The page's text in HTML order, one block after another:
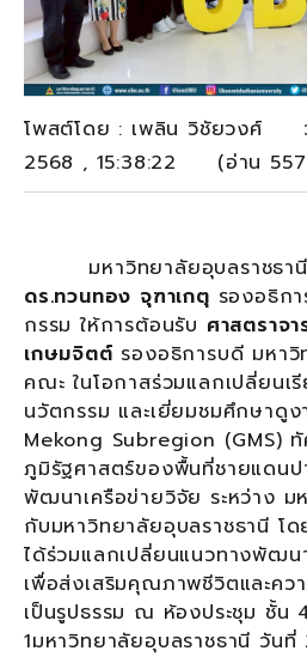
โพสต์โดย : เพลิน วิชัยวงศ์
2568 , 15:38:22 (อ่าน 557
มหาวิทยาลัยอุบลราชธานี
ดร.ทวนทอง จุฑาเกตุ รองอธิก
กรรม ให้การต้อนรับ ศาสตราจ
เกษมจิตต์ รองอธิการบดี มหา
คณะ ในโอกาสร่วมแลกเปลี่ยนเ
นวัตกรรม และเยี่ยมชมศึกษาดู
Mekong Subregion (GMS)
ภูมิรัฐศาสตร์ของพื้นที่ชายแดน
พัฒนาเครือข่ายวิจัย ระหว่าง ม
กับมหาวิทยาลัยอุบลราชธานี โ
ได้ร่วมแลกเปลี่ยนแนวทางพัฒน
เพื่อส่งเสริมคุณภาพชีวิตและคว
เป็นรูปธรรม ณ ห้องประชุม ชั้น
1มหาวิทยาลัยอุบลราชธานี วัน